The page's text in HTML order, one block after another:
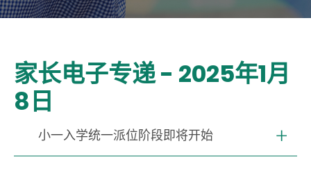
家长电子专递 - 2025年1月
8日
小一入学统一派位阶段即将开始